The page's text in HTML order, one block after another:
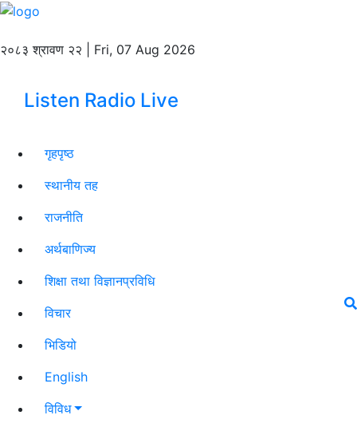
२०८३ श्रावण २२ | Fri, 07 Aug 2026
Listen Radio Live
गृहपृष्ठ
स्थानीय तह
राजनीति
अर्थबाणिज्य
शिक्षा तथा विज्ञानप्रविधि
विचार
भिडियो
English
विविध